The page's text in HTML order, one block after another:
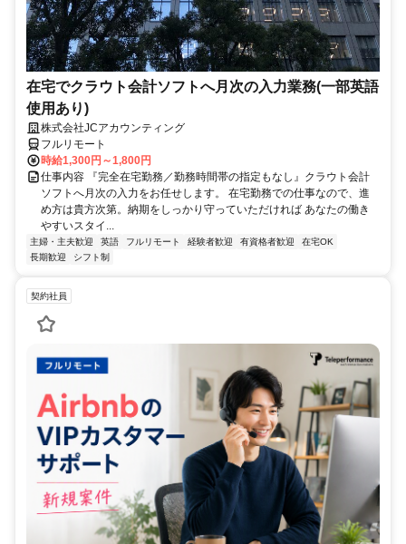
在宅でクラウト会計ソフトへ月次の入力業務(一部英語
使用あり)
株式会社JCアカウンティング
フルリモート
時給1,300円～1,800円
仕事内容 『完全在宅勤務／勤務時間帯の指定もなし』クラウト会計
ソフトへ月次の入力をお任せします。 在宅勤務での仕事なので、進
め方は貴方次第。納期をしっかり守っていただければ あなたの働き
やすいスタイ...
主婦・主夫歓迎 英語 フルリモート 経験者歓迎 有資格者歓迎
在宅OK
長期歓迎
シフト制
契約社員